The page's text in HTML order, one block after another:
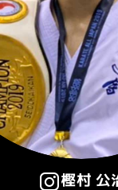
樫村 公